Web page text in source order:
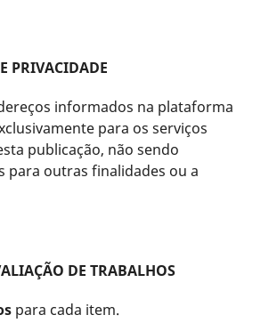
PRIVACIDADE
informados na plataforma
para os serviços
publicação, não sendo
para outras finalidades ou a
DE TRABALHOS
para cada item.